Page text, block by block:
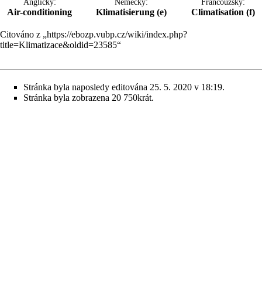
Air-conditioning Klimatisierung (e) Climatisation (f)
Citováno z „https://ebozp.vubp.cz/wiki/index.php?
title=Klimatizace&oldid=23585“
Stránka byla naposledy editována 25. 5. 2020 v 18:19.
Stránka byla zobrazena 20 750krát.